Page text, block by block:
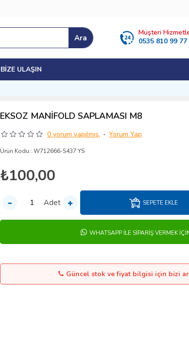
Ara
Müşteri
0535 810 99 77
BIZE ULAŞIN
0 yorum yapılmış. - Yorum Yap
EKSOZ MANİFOLD SAPLAMASI M8
Ürün Kodu:: W712666-S437 YS
₺100,00
Adet SEPETE EKLE
WHATSAPP İLE SIPARIŞ VERMEK
Güncel stok ve fiyat bilgisi için bizi